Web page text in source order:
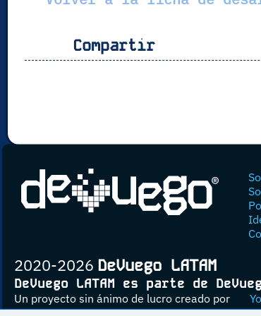
Compartir
2020-2026 DeVuego LATAM
DeVuego LATAM es parte de
Un proyecto sin ánimo de lucro creado por